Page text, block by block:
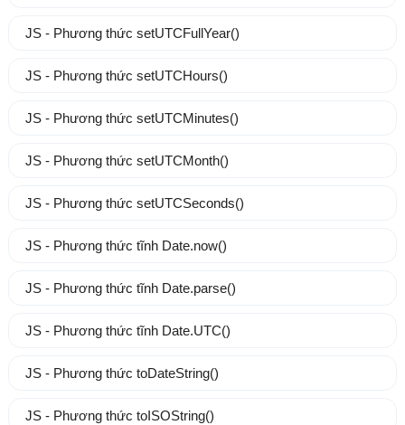
JS - Phương thức setUTCFullYear()
JS - Phương thức setUTCHours()
JS - Phương thức setUTCMinutes()
JS - Phương thức setUTCMonth()
JS - Phương thức setUTCSeconds()
JS - Phương thức tĩnh Date.now()
JS - Phương thức tĩnh Date.parse()
JS - Phương thức tĩnh Date.UTC()
JS - Phương thức toDateString()
JS - Phương thức toISOString()